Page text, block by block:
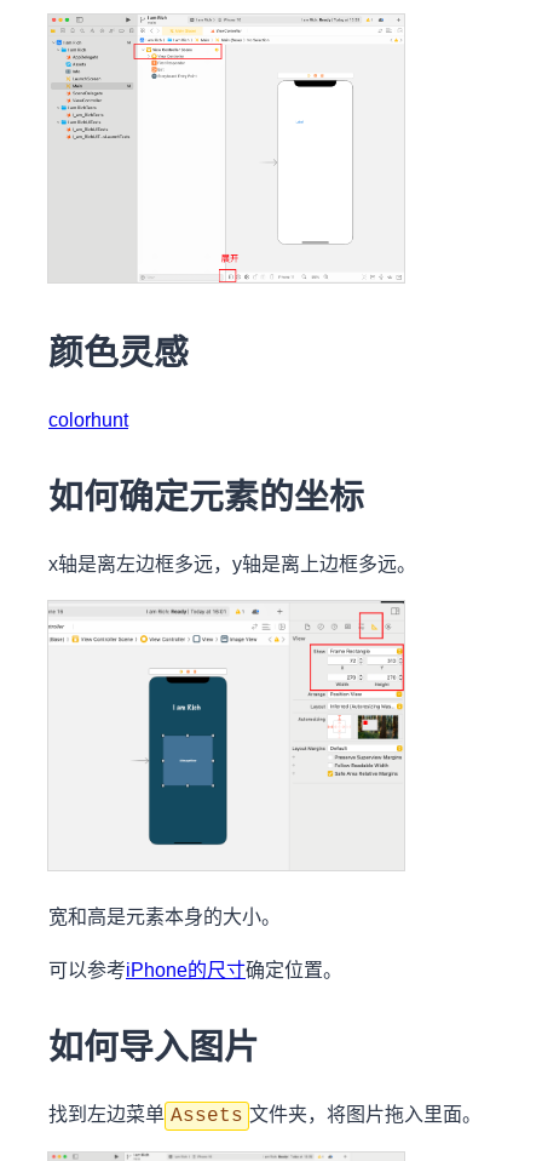
颜色灵感
colorhunt
如何确定元素的坐标
x轴是离左边框多远，y轴是离上边框多远。
宽和高是元素本身的大小。
可以参考iPhone的尺寸确定位置。
如何导入图片
找到左边菜单 Assets 文件夹，将图片拖入里面。